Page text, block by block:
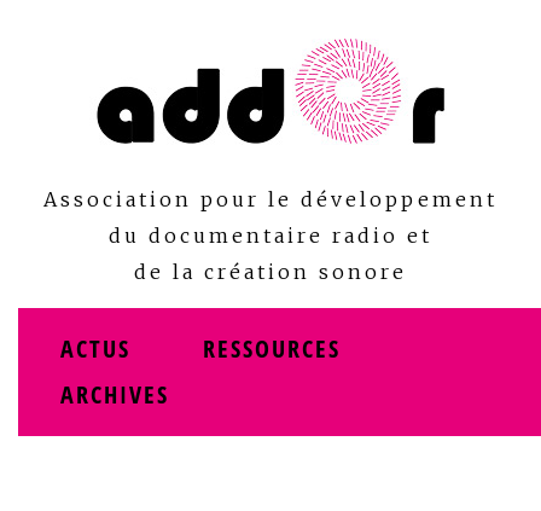
Association pour le développement
du documentaire radio et
de la création sonore
ACTUS
RESSOURCES
ARCHIVES